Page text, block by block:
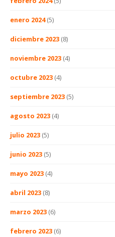
enero 2024(5)
diciembre 2023 (8)
noviembre 2023 (4)
octubre 2023 (4)
septiembre 2023 (5)
agosto 2023 (4)
julio 2023 (5)
junio 2023 (5)
mayo 2023 (4)
abril 2023 (8)
marzo 2023 (6)
febrero 2023 (6)